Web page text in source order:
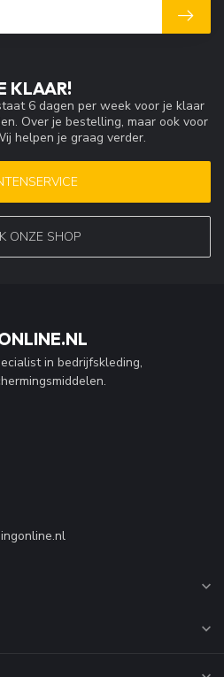
KLAAR!
6 dagen per week voor je klaar
Over je bestelling, maar ook voor
helpen je graag verder.
ONZE SHOP
in bedrijfskleding,